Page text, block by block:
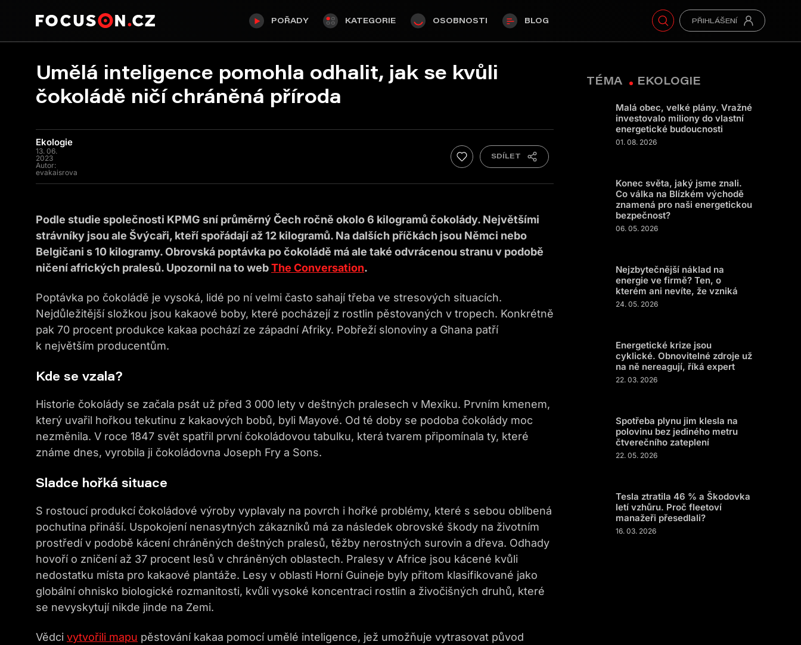
POŘADY KATEGORIE OSOBNOSTI BLOG
Umělá inteligence pomohla odhalit, jak se kvůli
čokoládě ničí chráněná příroda
Ekologie
13. 06.
2023
Autor:
evakaisrova
Podle studie společnosti KPMG sní průměrný Čech ročně okolo 6 kilogramů čokolády. Největšími
strávníky jsou ale Švýcaři, kteří spořádají až 12 kilogramů. Na dalších příčkách jsou Němci nebo
Belgičani s 10 kilogramy. Obrovská poptávka po čokoládě má ale také odvrácenou stranu v podobě
ničení afrických pralesů. Upozornil na to webThe Conversation.
Poptávka po čokoládě je vysoká, lidé po ní velmi často sahají třeba ve stresových situacích.
Nejdůležitější složkou jsou kakaové boby, které pocházejí z rostlin pěstovaných v tropech. Konkrétně
pak 70 procent produkce kakaa pochází ze západní Afriky. Pobřeží slonoviny a Ghana patří
k největším producentům.
Kde se vzala?
Historie čokolády se začala psát už před 3 000 lety v deštných pralesech v Mexiku. Prvním kmenem,
který uvařil hořkou tekutinu z kakaových bobů, byli Mayové. Od té doby se podoba čokolády moc
nezměnila. V roce 1847 svět spatřil první čokoládovou tabulku, která tvarem připomínala ty, které
známe dnes, vyrobila ji čokoládovna Joseph Fry a Sons.
Sladce hořká situace
S rostoucí produkcí čokoládové výroby vyplavaly na povrch i hořké problémy, které s sebou oblíbená
pochutina přináší. Uspokojení nenasytných zákazníků má za následek obrovské škody na životním
prostředí v podobě kácení chráněných deštných pralesů, těžby nerostných surovin a dřeva. Odhady
hovoří o zničení až 37 procent lesů v chráněných oblastech. Pralesy v Africe jsou kácené kvůli
nedostatku místa pro kakaové plantáže. Lesy v oblasti Horní Guineje byly přitom klasifikované jako
globální ohnisko biologické rozmanitosti, kvůli vysoké koncentraci rostlin a živočišných druhů, které
se nevyskytují nikde jinde na Zemi.
Vědci vytvořili mapu pěstování kakaa pomocí umělé inteligence, jež umožňuje vytrasovat původ
TÉMA EKOLOGIE
Malá obec, velké plány. Vražné
investovalo miliony do vlastní
energetické budoucnosti
01. 08. 2026
Konec světa, jaký jsme znali.
Co válka na Blízkém východě
znamená pro naši energetickou
bezpečnost?
06. 05. 2026
Nejzbytečnější náklad na
energie ve firmě? Ten, o
kterém ani nevíte, že vzniká
24. 05. 2026
Energetické krize jsou
cyklické. Obnovitelné zdroje už
na ně nereagují, říká expert
22. 03. 2026
Spotřeba plynu jim klesla na
polovinu bez jediného metru
čtverečního zateplení
22. 05. 2026
Tesla ztratila 46 % a Škodovka
letí vzhůru. Proč fleetoví
manažeři přesedlali?
16. 03. 2026